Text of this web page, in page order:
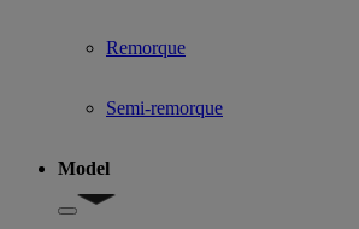
Remorque
Semi-remorque
Model
Show submenu for Model